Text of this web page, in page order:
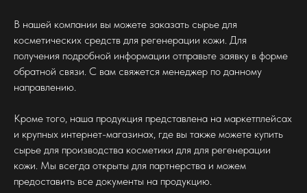
В нашей компании вы можете заказать сырье для
косметических средств для регенерации кожи. Для
получения подробной информации отправьте заявку в форме
обратной связи. С вам свяжется менеджер по данному
направлению.
Кроме того, наша продукция представлена на маркетплейсах
и крупных интернет-магазинах, где вы также можете купить
сырье для производства косметики для для регенерации
кожи. Мы всегда открыты для партнерства и можем
предоставить все документы на продукцию.